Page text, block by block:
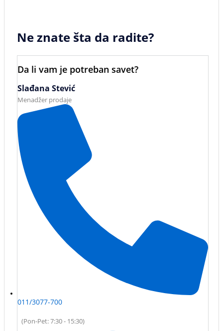
Ne znate šta da radite?
Da li vam je potreban savet?
Slađana Stević
Menadžer prodaje
011/3077-700
(Pon-Pet: 7:30 - 15:30)